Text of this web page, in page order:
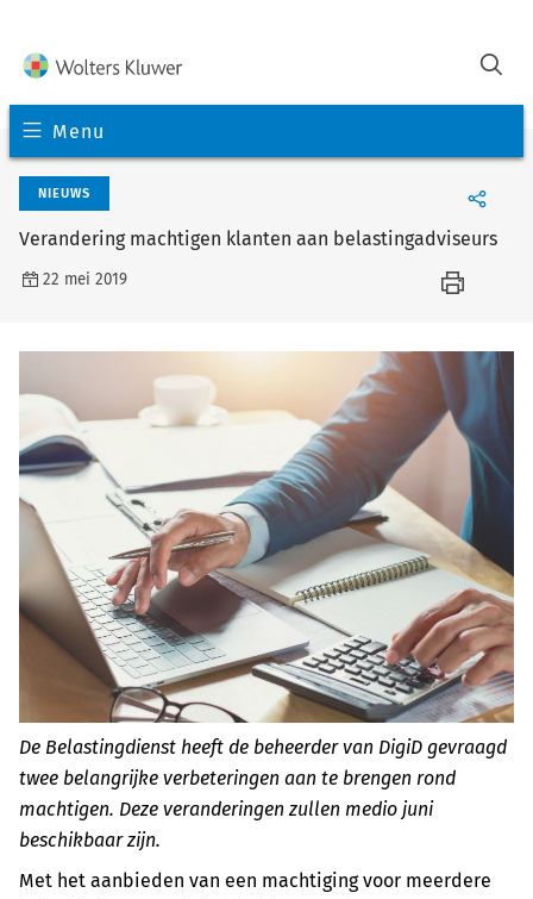
Menu
NIEUWS
Verandering machtigen klanten aan belastingadviseurs
22 mei 2019
De Belastingdienst heeft de beheerder van DigiD gevraagd
twee belangrijke verbeteringen aan te brengen rond
machtigen. Deze veranderingen zullen medio juni
beschikbaar zijn.
Met het aanbieden van een machtiging voor meerdere